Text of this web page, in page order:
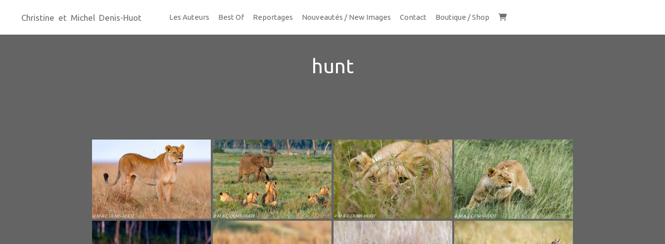
Christine et Michel Denis-Huot Les Auteurs Best Of Reportages Nouveautés / New Images Contact Boutique / Shop
hunt